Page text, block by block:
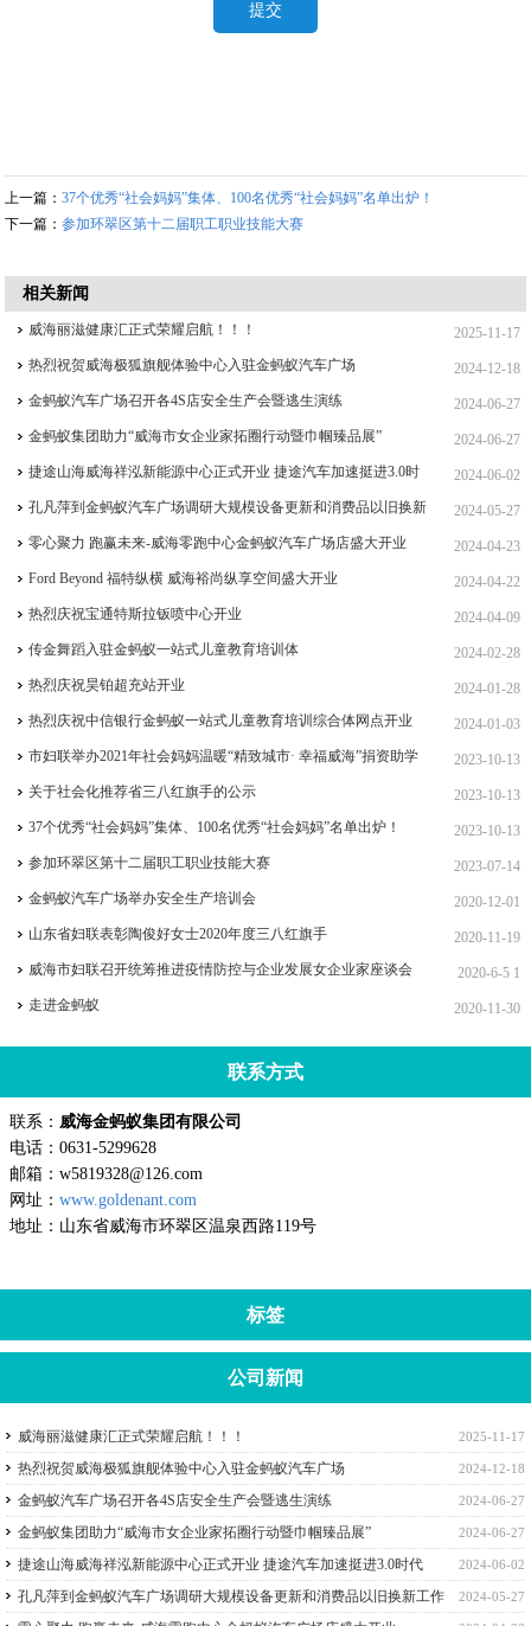
上一篇：37个优秀“社会妈妈”集体、100名优秀“社会妈妈”名单出炉！
下一篇：参加环翠区第十二届职工职业技能大赛
相关新闻
2025-11-17
威海丽滋健康汇正式荣耀启航！！！
2024-12-18
热烈祝贺威海极狐旗舰体验中心入驻金蚂蚁汽车广场
2024-06-27
金蚂蚁汽车广场召开各4S店安全生产会暨逃生演练
2024-06-27
金蚂蚁集团助力“威海市女企业家拓圈行动暨巾帼臻品展”
2024-06-02
捷途山海威海祥泓新能源中心正式开业 捷途汽车加速挺进3.0时
代 2024-05-27
孔凡萍到金蚂蚁汽车广场调研大规模设备更新和消费品以旧换新
工作 2024-04-23
零心聚力 跑赢未来-威海零跑中心金蚂蚁汽车广场店盛大开业
2024-04-22
Ford Beyond 福特纵横 威海裕尚纵享空间盛大开业
2024-04-09
热烈庆祝宝通特斯拉钣喷中心开业
2024-02-28
传金舞蹈入驻金蚂蚁一站式儿童教育培训体
2024-01-28
热烈庆祝昊铂超充站开业
2024-01-03
热烈庆祝中信银行金蚂蚁一站式儿童教育培训综合体网点开业
2023-10-13
市妇联举办2021年社会妈妈温暖“精致城市· 幸福威海”捐资助学
女企业家协会专场活动 2023-10-13
关于社会化推荐省三八红旗手的公示
2023-10-13
37个优秀“社会妈妈”集体、100名优秀“社会妈妈”名单出炉！
2023-07-14
参加环翠区第十二届职工职业技能大赛
2020-12-01
金蚂蚁汽车广场举办安全生产培训会
2020-11-19
山东省妇联表彰陶俊好女士2020年度三八红旗手
2020-6-5 1
威海市妇联召开统筹推进疫情防控与企业发展女企业家座谈会
2020-11-30
走进金蚂蚁
联系方式
联系： 威海金蚂蚁集团有限公司
电话：0631-5299628
邮箱：w5819328@126.com
网址： www.goldenant.com
地址：山东省威海市环翠区温泉西路119号
标签
公司新闻
2025-11-17
威海丽滋健康汇正式荣耀启航！！！
2024-12-18
热烈祝贺威海极狐旗舰体验中心入驻金蚂蚁汽车广场
2024-06-27
金蚂蚁汽车广场召开各4S店安全生产会暨逃生演练
2024-06-27
金蚂蚁集团助力“威海市女企业家拓圈行动暨巾帼臻品展”
2024-06-02
捷途山海威海祥泓新能源中心正式开业 捷途汽车加速挺进3.0时代
2024-05-27
孔凡萍到金蚂蚁汽车广场调研大规模设备更新和消费品以旧换新工作